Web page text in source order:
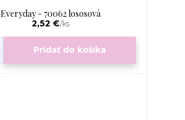
Everyday - 70062 lososová
2,52 €/ks
Pridať do košíka